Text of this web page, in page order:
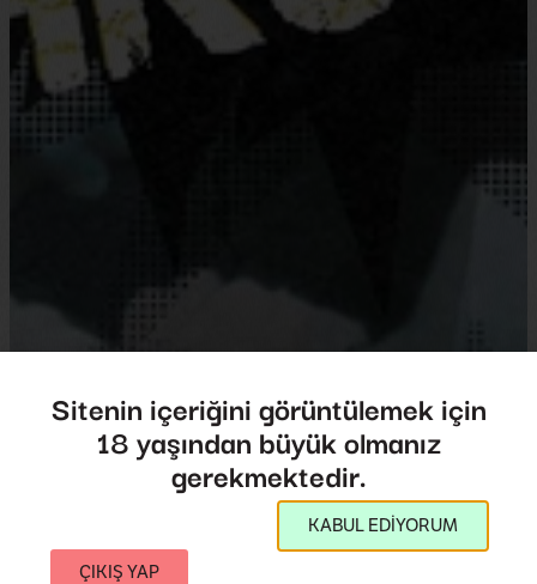
Break Through
Break Through
Yönetmen:D. Ensemble
2012,A.B.D.
Sitenin içeriğini görüntülemek için
18 yaşından büyük olmanız
gerekmektedir.
KABUL EDİYORUM
ÇIKIŞ YAP